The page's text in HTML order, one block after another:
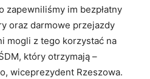
zapewniliśmy im bezpłatny
oraz darmowe przejazdy
mogli z tego korzystać na
który otrzymają –
wiceprezydent Rzeszowa.